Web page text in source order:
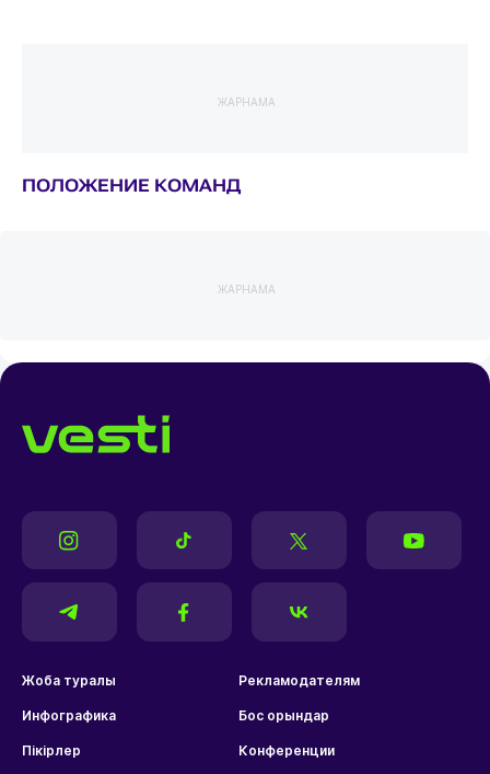
ЖАРНАМА
ПОЛОЖЕНИЕ КОМАНД
ЖАРНАМА
Жоба туралы Рекламодателям
Инфографика Бос орындар
Пікірлер Конференции